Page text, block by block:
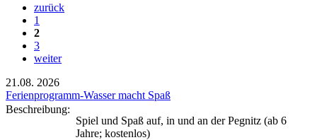
zurück
1
2
3
weiter
21.08. 2026
Ferienprogramm-Wasser macht Spaß
Beschreibung:
Spiel und Spaß auf, in und an der Pegnitz (ab 6
Jahre; kostenlos)